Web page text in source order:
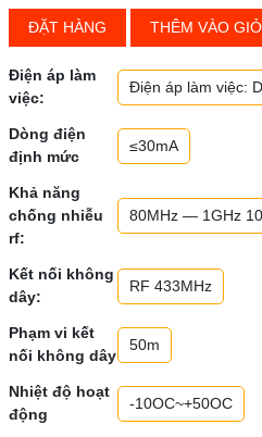
ĐẶT HÀNG THÊM VÀO GIỎ
Điện áp làm
việc:
Điện áp làm việc:
Dòng điện
định mức
≤30mA
Khả năng
chống nhiễu
rf:
80MHz — 1GHz
Kết nối không
dây:
RF 433MHz
Phạm vi kết
nối không dây
50m
Nhiệt độ hoạt
động
-10OC~+50OC